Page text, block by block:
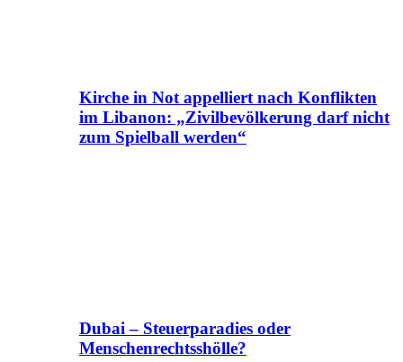
Kirche in Not appelliert nach Konflikten
im Libanon: „Zivilbevölkerung darf nicht
zum Spielball werden“
Dubai – Steuerparadies oder
Menschenrechtsshölle?